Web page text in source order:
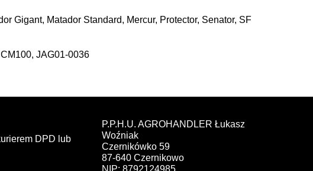
Gigant, Matador Standard, Mercur, Protector, Senator, SF
JAG01-0036
DPD lub
P.P.H.U. AGROHANDLER Łukasz
Woźniak
Czernikówko 59
87-640 Czernikowo